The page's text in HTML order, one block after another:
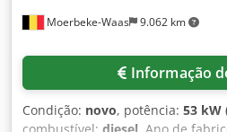
Moerbeke-Waas 9.062 km
Informação
Condição: novo, potência: 53 kW
combustível: diesel, Ano de